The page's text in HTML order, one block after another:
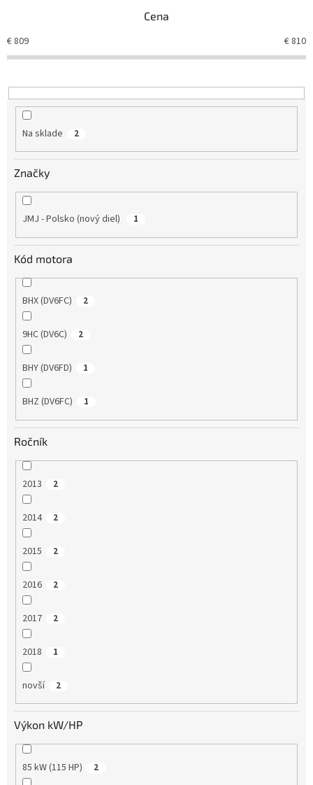
e
p
r
d
Cena
€809 €810
Na sklade 2
Značky
JMJ - Polsko (nový diel) 1
Kód motora
BHX (DV6FC) 2
9HC (DV6C) 2
BHY (DV6FD) 1
BHZ (DV6FC) 1
Ročník
2013 2
2014 2
2015 2
2016 2
2017 2
2018 1
novší 2
Výkon kW/HP
85 kW (115 HP) 2